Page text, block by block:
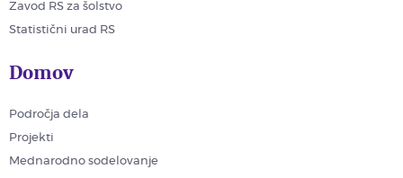
Zavod RS za šolstvo
Statistični urad RS
Domov
Področja dela
Projekti
Mednarodno sodelovanje